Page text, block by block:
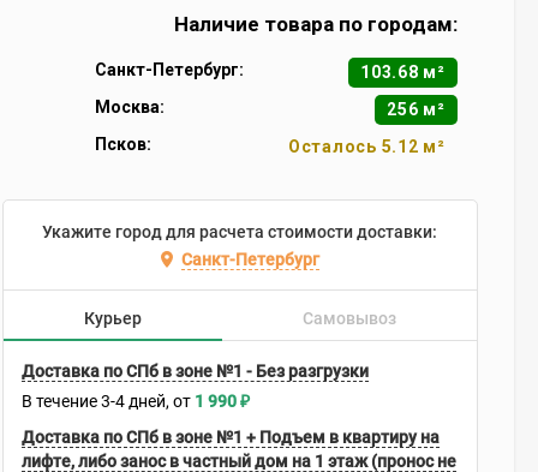
Наличие товара по городам:
Санкт-Петербург:
103.68 м²
Москва:
256 м²
Псков:
Осталось 5.12 м²
Укажите город для расчета стоимости доставки:
Санкт-Петербург
Курьер Самовывоз
Доставка по СПб в зоне №1 - Без разгрузки
В течение 3-4 дней 1 990₽
Доставка по СПб в зоне №1 + Подъем в квартиру на
лифте, либо занос в частный дом на 1 этаж (пронос не